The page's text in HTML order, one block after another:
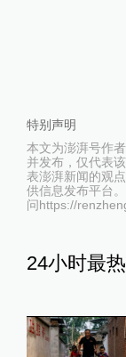
特别声明
本文为澎湃号作
并发布，仅代表
表澎湃新闻的观
供信息发布平台
问https://
24小时最热